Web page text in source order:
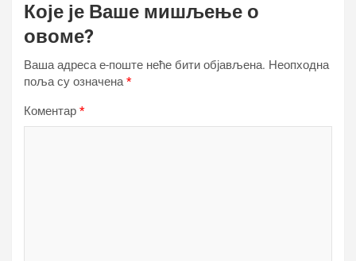
Које је Ваше мишљење о
овоме?
Ваша адреса е-поште неће бити објављена. Неопходна
поља су означена*
Коментар *